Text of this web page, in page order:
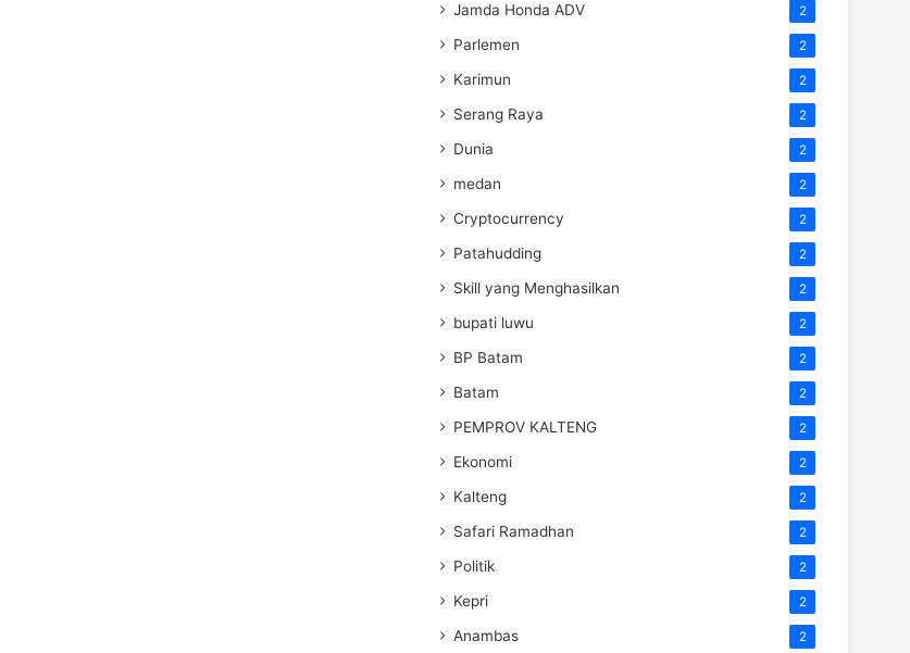
Jamda Honda ADV 2
Parlemen 2
Karimun 2
Serang Raya 2
Dunia 2
medan 2
Cryptocurrency 2
Patahudding 2
Skill yang Menghasilkan 2
bupati luwu 2
BP Batam 2
Batam 2
PEMPROV KALTENG 2
Ekonomi 2
Kalteng 2
Safari Ramadhan 2
Politik 2
Kepri 2
Anambas 2